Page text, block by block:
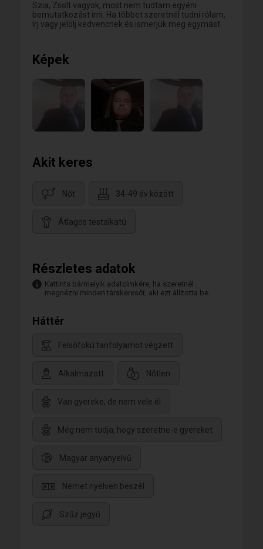
Szia, Zsolt vagyok, most nem tudtam egyéni
bemutatkozást írni. Ha többet szeretnél tudni rólam,
írj vagy jelölj kedvencnek és ismerjük meg egymást.
Képek
Akit keres
Nőt 34-49 év között
Átlagos testalkatú
Részletes adatok
Kattints bármelyik adatcímkére, ha szeretnél
megnézni minden társkeresőt, aki ezt állította be.
Háttér
Felsőfokú tanfolyamot végzett
Alkalmazott Nőtlen
Van gyereke, de nem vele él
Még nem tudja, hogy szeretne-e gyereket
Magyar anyanyelvű
Német nyelven beszél
Szűz jegyű